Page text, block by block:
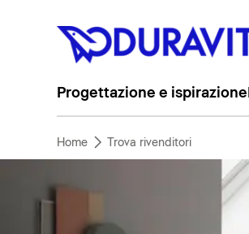
Progettazione e ispirazione
Home Trova rivenditori